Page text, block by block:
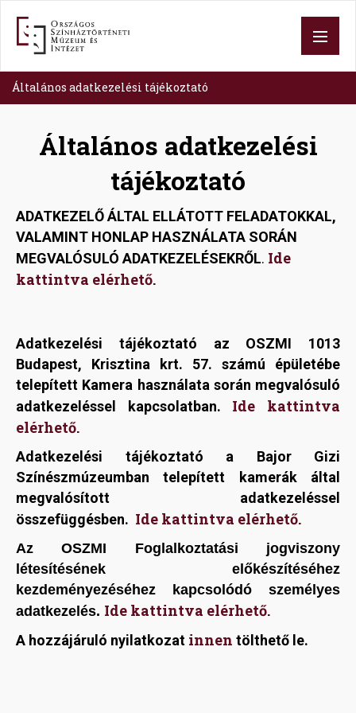
content
Általános adatkezelési tájékoztató
Általános adatkezelési
tájékoztató
ADATKEZELŐ ÁLTAL ELLÁTOTT FELADATOKKAL,
VALAMINT HONLAP HASZNÁLATA SORÁN
MEGVALÓSULÓ ADATKEZELÉSEKRŐL. Ide
kattintva elérhető.
Adatkezelési tájékoztató az OSZMI 1013
Budapest, Krisztina krt. 57. számú épületébe
telepített Kamera használata során megvalósuló
adatkezeléssel kapcsolatban. Ide kattintva
elérhető.
Adatkezelési tájékoztató a Bajor Gizi
Színészmúzeumban telepített kamerák által
megvalósított adatkezeléssel
összefüggésben. Ide kattintva elérhető.
Az OSZMI Foglalkoztatási jogviszony
létesítésének előkészítéséhez
kezdeményezéséhez kapcsolódó személyes
adatkezelés. Ide kattintva elérhető.
A hozzájáruló nyilatkozat innen tölthető le.